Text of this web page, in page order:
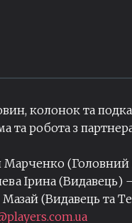
колонок та
та робота з
Марченко
Ірина (Видавець)
(Видавець та